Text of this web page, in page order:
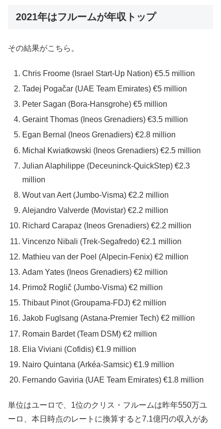
2021年はフルームが年収トップ
その結果がこちら。
Chris Froome (Israel Start-Up Nation) €5.5 million
Tadej Pogačar (UAE Team Emirates) €5 million
Peter Sagan (Bora-Hansgrohe) €5 million
Geraint Thomas (Ineos Grenadiers) €3.5 million
Egan Bernal (Ineos Grenadiers) €2.8 million
Michał Kwiatkowski (Ineos Grenadiers) €2.5 million
Julian Alaphilippe (Deceuninck-QuickStep) €2.3
million
Wout van Aert (Jumbo-Visma) €2.2 million
Alejandro Valverde (Movistar) €2.2 million
Richard Carapaz (Ineos Grenadiers) €2.2 million
Vincenzo Nibali (Trek-Segafredo) €2.1 million
Mathieu van der Poel (Alpecin-Fenix) €2 million
Adam Yates (Ineos Grenadiers) €2 million
Primož Roglič (Jumbo-Visma) €2 million
Thibaut Pinot (Groupama-FDJ) €2 million
Jakob Fuglsang (Astana-Premier Tech) €2 million
Romain Bardet (Team DSM) €2 million
Elia Viviani (Cofidis) €1.9 million
Nairo Quintana (Arkéa-Samsic) €1.9 million
Fernando Gaviria (UAE Team Emirates) €1.8 million
単位はユーロで、1位のクリス・フルームは昨年550万ユ
ーロ、本日時点のレートに換算すると7.1億円の収入があ